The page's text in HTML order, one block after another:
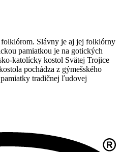
folklórom. Slávny je aj jej folklórny
pamiatkou je na gotických
katolícky kostol Svätej Trojice
pochádza z gýmešského
tradičnej ľudovej